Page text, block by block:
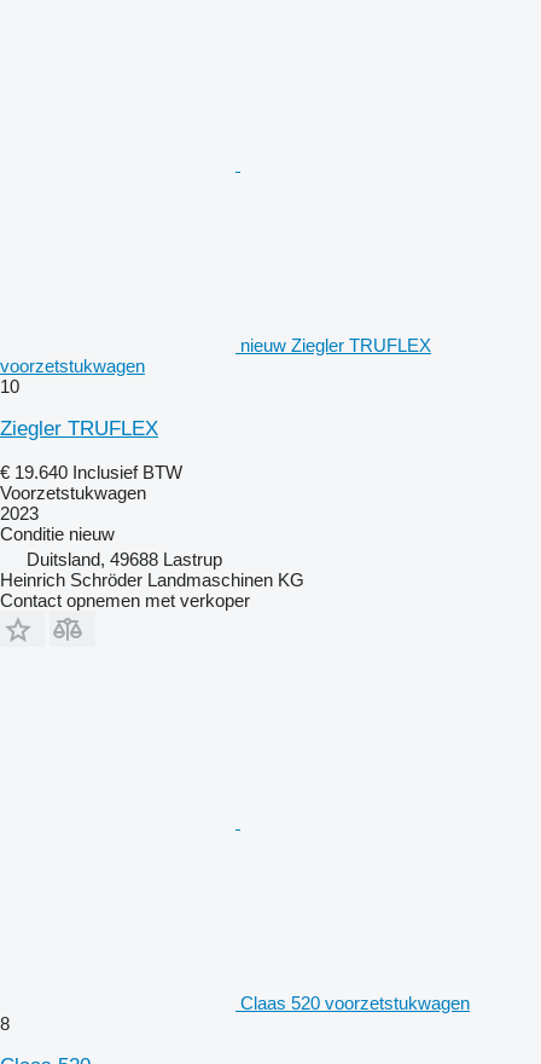
nieuw Ziegler TRUFLEX
voorzetstukwagen
10
Ziegler TRUFLEX
€ 19.640 Inclusief BTW
Voorzetstukwagen
2023
Conditie nieuw
Duitsland, 49688 Lastrup
Heinrich Schröder Landmaschinen KG
Contact opnemen met verkoper
Claas 520 voorzetstukwagen
8